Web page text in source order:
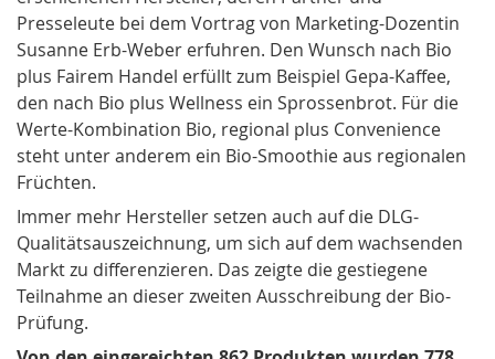
Presseleute bei dem Vortrag von Marketing-Dozentin
Susanne Erb-Weber erfuhren. Den Wunsch nach Bio
plus Fairem Handel erfüllt zum Beispiel Gepa-Kaffee,
den nach Bio plus Well­ness ein Sprossenbrot. Für die
Werte-Kombination Bio, regional plus Convenience
steht unter anderem ein Bio-Smoothieaus regionalen
Früchten.
Immer mehr Hersteller setzen auch auf die DLG-
Qualitätsauszeichnung, um sich auf dem wachsenden
Markt zu differenzieren. Das zeigte die gestiegene
Teilnahme an dieser zweiten Ausschreibung der Bio-
Prüfung.